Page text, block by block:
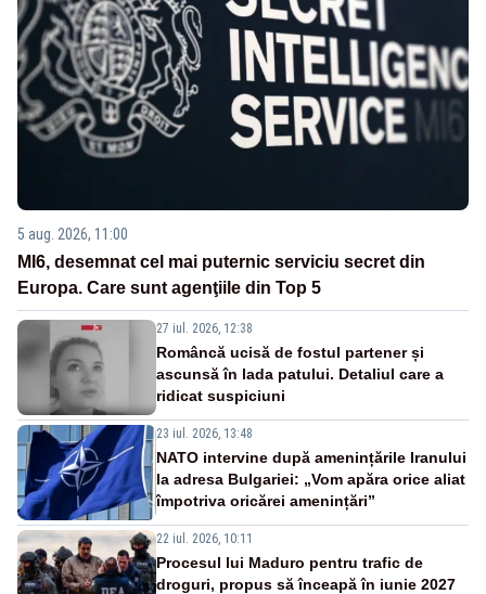
5 aug. 2026, 11:00
MI6, desemnat cel mai puternic serviciu secret din
Europa. Care sunt agenţiile din Top 5
27 iul. 2026, 12:38
Româncă ucisă de fostul partener și
ascunsă în lada patului. Detaliul care a
ridicat suspiciuni
23 iul. 2026, 13:48
NATO intervine după amenințările Iranului
la adresa Bulgariei: „Vom apăra orice aliat
împotriva oricărei amenințări”
22 iul. 2026, 10:11
Procesul lui Maduro pentru trafic de
droguri, propus să înceapă în iunie 2027